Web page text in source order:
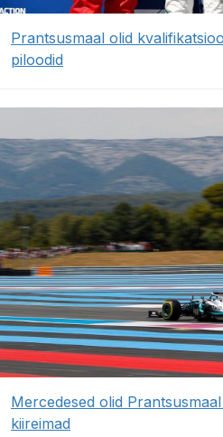
Prantsusmaal olid
piloodid
Mercedesed olid
kiireimad